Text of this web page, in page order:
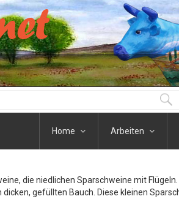
Home Arbeiten
die niedlichen Sparschweine mit
gefüllten Bauch. Diese kleinen